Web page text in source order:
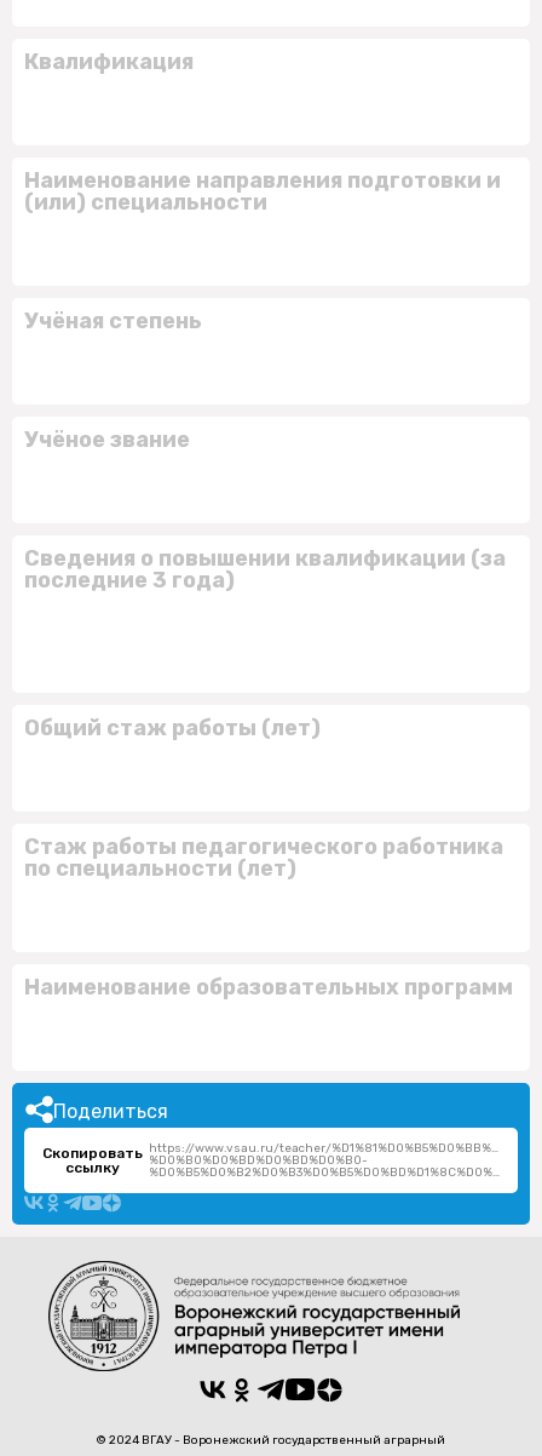
Квалификация
Наименование направления подготовки и
(или) специальности
Учёная степень
Учёное звание
Сведения о повышении квалификации (за
последние 3 года)
Общий стаж работы (лет)
Стаж работы педагогического работника
по специальности (лет)
Наименование образовательных программ
Поделиться
Скопировать
ссылку
https://www.vsau.ru/teacher/
%D0%B0%D0%BD%D0%BD%D0%B0-
%D0%B5%D0%B2%D0%B3%D0%B5%D0%BD%D1%8C%D0%B5%D0%B2%D0%BD%D0%B0/
© 2024 ВГАУ - Воронежский государственный аграрный